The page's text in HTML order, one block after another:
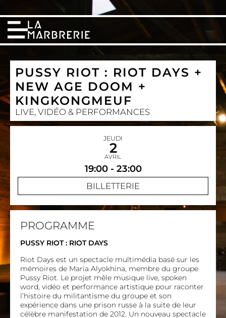
PUSSY RIOT : RIOT DAYS +
NEW AGE DOOM +
KINGKONGMEUF
LIVE, VIDÉO & PERFORMANCES
JEUDI
2
AVRIL
19:00 - 23:00
BILLETTERIE
PROGRAMME
PUSSY RIOT : RIOT DAYS
Riot Days est un spectacle multimédia basé sur les
mémoires de Maria Alyokhina, membre du groupe
Pussy Riot. Le projet mêle musique live, spoken
word, vidéo et performance artistique pour raconter
l’histoire du militantisme du groupe et son
expérience dans une prison russe à la suite de leur
célèbre manifestation de 2012. Un nouveau spectacle